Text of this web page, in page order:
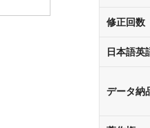
修正回数
日本語英
データ納